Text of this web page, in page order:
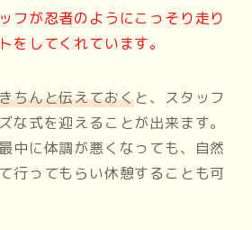
フが忍者のようにこっそり走り
をしてくれています。
ちんと伝えておくと、スタッフ
な式を迎えることが出来ます。
中に体調が悪くなっても、自然
行ってもらい休憩することも可